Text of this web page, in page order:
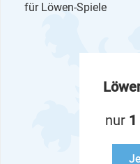
für Löwen-Spiele
nur 1